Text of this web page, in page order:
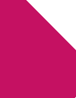
Hem